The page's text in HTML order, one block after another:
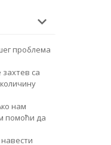
проблема
са
нам
помоћи да